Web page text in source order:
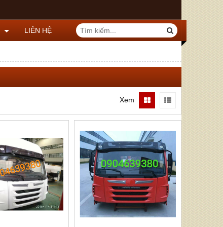
LIÊN HỆ
Xem